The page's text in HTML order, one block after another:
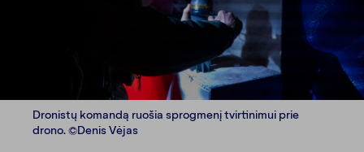
Dronistų komandą ruošia sprogmenį tvirtinimui prie
drono. ©Denis Vėjas